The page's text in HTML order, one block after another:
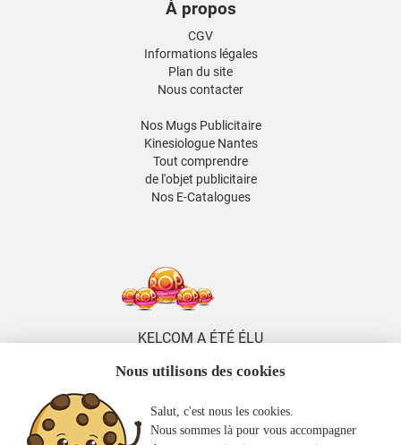
À propos
CGV
Informations légales
Plan du site
Nous contacter
Nos Mugs Publicitaire
Kinesiologue Nantes
Tout comprendre
de l'objet publicitaire
Nos E-Catalogues
KELCOM A ÉTÉ ÉLU
DE L'ANNÉE
KELCOM
Nous utilisons des cookies
Salut, c'est nous les cookies.
Nous sommes là pour vous accompagner